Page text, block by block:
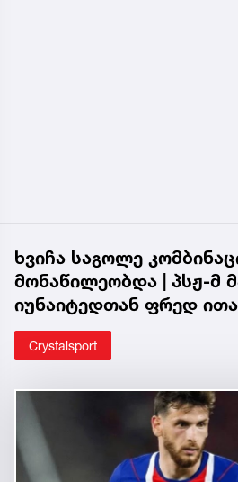
ხვიჩა საგოლე
მონაწილეობდა | პსჟ-მ
იუნაიტედთან ფრედ
Crystalsport